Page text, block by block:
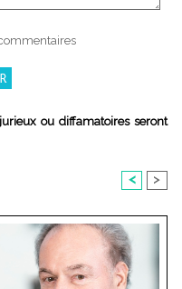
ou diffamatoires seront
< >